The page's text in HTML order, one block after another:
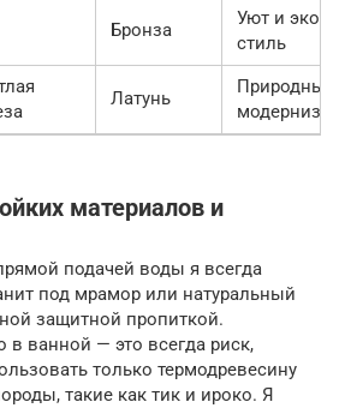
Бронза
Уют и эко-
стиль
Латунь
Природный
модернизм
материалов и
подачей воды я всегда
под мрамор или натуральный
защитной пропиткой.
в ванной — это всегда риск,
только термодревесину
такие как тик и ироко. Я